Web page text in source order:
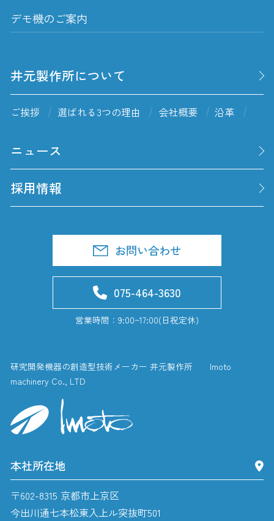
デモ機のご案内
井元製作所について
ご挨拶 選ばれる3つの理由 会社概要 沿革
ニュース
採用情報
お問い合わせ
075-464-3630
営業時間：9:00~17:00(日祝定休)
研究開発機器の創造型技術メーカー 井元製作所 Imoto
machinery Co., LTD
本社所在地
〒602-8315 京都市上京区
今出川通七本松東入上ル突抜町501